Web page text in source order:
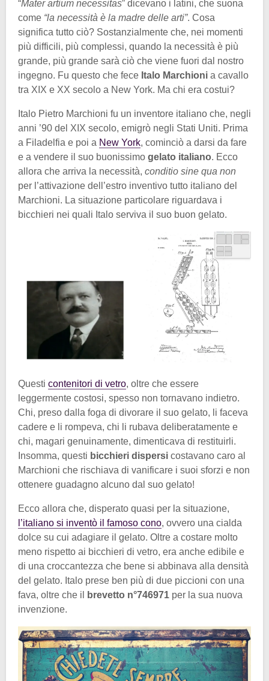
“Mater artium necessitas” dicevano i latini, che suona
come “la necessità è la madre delle arti”. Cosa
significa tutto ciò? Sostanzialmente che, nei momenti
più difficili, più complessi, quando la necessità è più
grande, più grande sarà ciò che viene fuori dal nostro
ingegno. Fu questo che fece Italo Marchioni a cavallo
tra XIX e XX secolo a New York. Ma chi era costui?
Italo Pietro Marchioni fu un inventore italiano che, negli
anni ’90 del XIX secolo, emigrò negli Stati Uniti. Prima
a Filadelfia e poi a New York, cominciò a darsi da fare
e a vendere il suo buonissimo gelato italiano. Ecco
allora che arriva la necessità, conditio sine qua non
per l’attivazione dell’estro inventivo tutto italiano del
Marchioni. La situazione particolare riguardava i
bicchieri nei quali Italo serviva il suo buon gelato.
Questi contenitori di vetro, oltre che essere
leggermente costosi, spesso non tornavano indietro.
Chi, preso dalla foga di divorare il suo gelato, li faceva
cadere e li rompeva, chi li rubava deliberatamente e
chi, magari genuinamente, dimenticava di restituirli.
Insomma, questi bicchieri dispersi costavano caro al
Marchioni che rischiava di vanificare i suoi sforzi e non
ottenere guadagno alcuno dal suo gelato!
Ecco allora che, disperato quasi per la situazione,
l’italiano si inventò il famoso cono, ovvero una cialda
dolce su cui adagiare il gelato. Oltre a costare molto
meno rispetto ai bicchieri di vetro, era anche edibile e
di una croccantezza che bene si abbinava alla densità
del gelato. Italo prese ben più di due piccioni con una
fava, oltre che il
brevetto n°746971 per la sua nuova
invenzione.